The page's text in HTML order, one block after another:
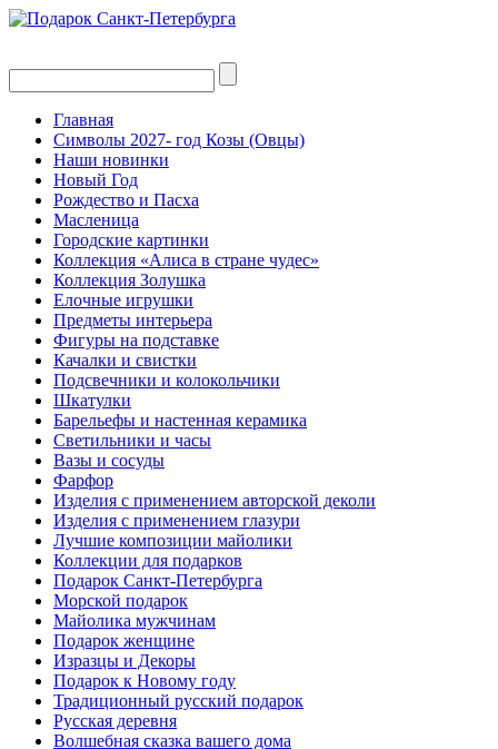
Главная
Символы 2027- год Козы (Овцы)
Наши новинки
Новый Год
Рождество и Пасха
Масленица
Городские картинки
Коллекция «Алиса в стране чудес»
Коллекция Золушка
Елочные игрушки
Предметы интерьера
Фигуры на подставке
Качалки и свистки
Подсвечники и колокольчики
Шкатулки
Барельефы и настенная керамика
Светильники и часы
Вазы и сосуды
Фарфор
Изделия с применением авторской деколи
Изделия с применением глазури
Лучшие композиции майолики
Коллекции для подарков
Подарок Санкт-Петербурга
Морской подарок
Майолика мужчинам
Подарок женщине
Изразцы и Декоры
Подарок к Новому году
Традиционный русский подарок
Русская деревня
Волшебная сказка вашего дома